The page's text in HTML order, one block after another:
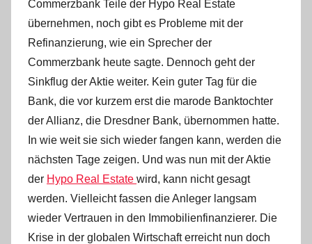
Commerzbank Teile der Hypo Real Estate
übernehmen, noch gibt es Probleme mit der
Refinanzierung, wie ein Sprecher der
Commerzbank heute sagte. Dennoch geht der
Sinkflug der Aktie weiter. Kein guter Tag für die
Bank, die vor kurzem erst die marode Banktochter
der Allianz, die Dresdner Bank, übernommen hatte.
In wie weit sie sich wieder fangen kann, werden die
nächsten Tage zeigen. Und was nun mit der Aktie
der Hypo Real Estate wird, kann nicht gesagt
werden. Vielleicht fassen die Anleger langsam
wieder Vertrauen in den Immobilienfinanzierer. Die
Krise in der globalen Wirtschaft erreicht nun doch